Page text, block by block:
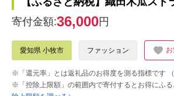
寄付金額:36,000円
愛知県 小牧市 ファッション
※「還元率」とは返礼品のお得度を測る指標です
※「控除上限額」の範囲内で寄付するとお得にふ